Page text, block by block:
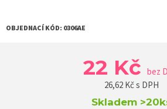
OBJEDNACÍ KÓD: 0306AE
22 Kč bez
26,62Kč s DPH
Skladem